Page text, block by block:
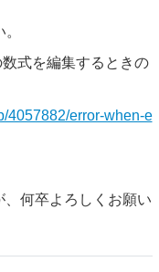
式を編集するときの
4057882/error-when-e
何卒よろしくお願い